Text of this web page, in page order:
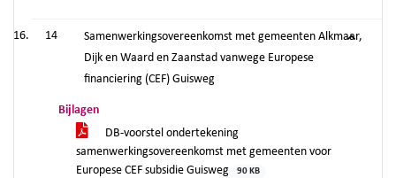
14
Samenwerkingsovereenkomst met gemeenten Alkmaar,
Dijk en Waard en Zaanstad vanwege Europese
financiering (CEF) Guisweg
Bijlagen
DB-voorstel ondertekening
samenwerkingsovereenkomst met gemeenten voor
Europese CEF subsidie Guisweg
90 KB